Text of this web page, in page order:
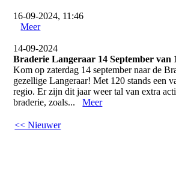
16-09-2024, 11:46
Meer
14-09-2024
Braderie Langeraar 14 September van
Kom op zaterdag 14 september naar de
gezellige Langeraar! Met 120 stands een
regio. Er zijn dit jaar weer tal van extra
braderie, zoals...Meer
<< Nieuwer